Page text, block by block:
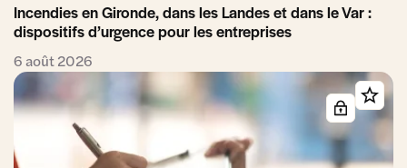
Incendies en Gironde, dans les Landes et dans le Var :
dispositifs d’urgence pour les entreprises
6 août 2026